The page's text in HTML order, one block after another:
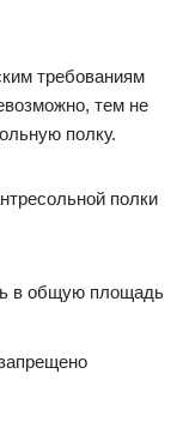
требованиям
тем не
полку.
полки
в общую площадь